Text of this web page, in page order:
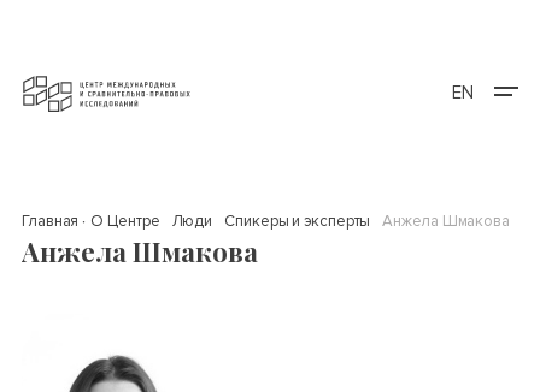
EN
Главная О Центре Люди Спикеры и эксперты Анжела Шмакова
Анжела Шмакова